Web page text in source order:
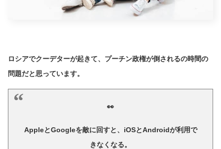
ロシアでクーデターが起きて、プーチン政権が倒されるの時間の
問題だと思っています。
👀
AppleとGoogleを敵に回すと、iOSとAndroidが利用で
きなくなる。